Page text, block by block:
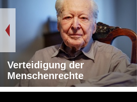
Verteidigung der
Menschenrechte